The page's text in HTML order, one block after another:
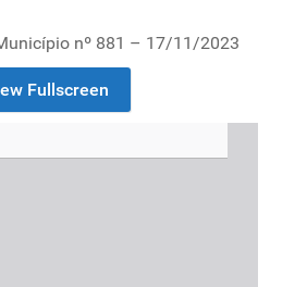
nº 881 – 17/11/2023
Fullscreen